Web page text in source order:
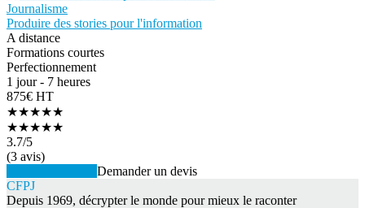
Journalisme
Produire des stories pour l'information
A distance
Formations courtes
Perfectionnement
1 jour - 7 heures
875€ HT
★★★★★
★★★★★
3.7/5
(3 avis)
Demander un devis
CFPJ
Depuis 1969, décrypter le monde pour mieux le raconter